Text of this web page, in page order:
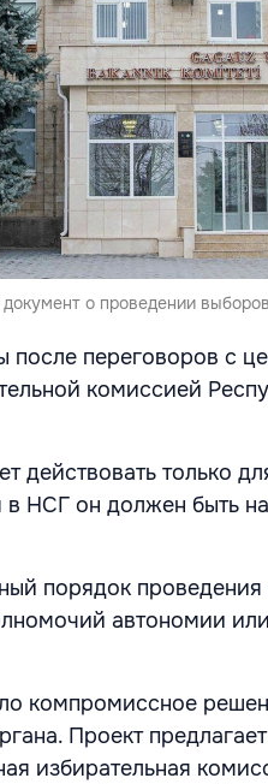
о проведении
после переговоров с
комиссией
действовать только
НСГ он должен быть
порядок
автономии
компромиссное
Проект
избирательная